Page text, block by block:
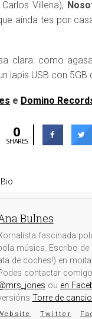
Villena),
aínda tes por
clara: como
lapis USB con
e Domino
0
SHARES
Bio
Bulnes
fascinada
música. Escribo
de coches!) en
contactar
ou en
Torre de
Twitter